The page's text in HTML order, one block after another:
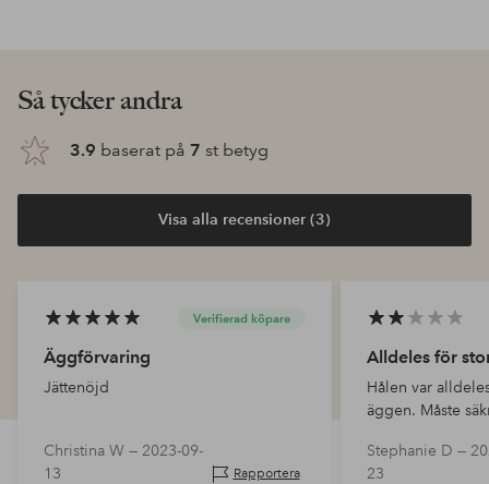
Så tycker andra
3.9 baserat på 7 st betyg
Visa alla recensioner (3)
Verifierad köpare
Äggförvaring
Jättenöjd
Christina W — 2023-09-
13
Rapportera
Alldeles för
Hålen var
äggen. Måste
förpackningen.
Stephanie D —
23